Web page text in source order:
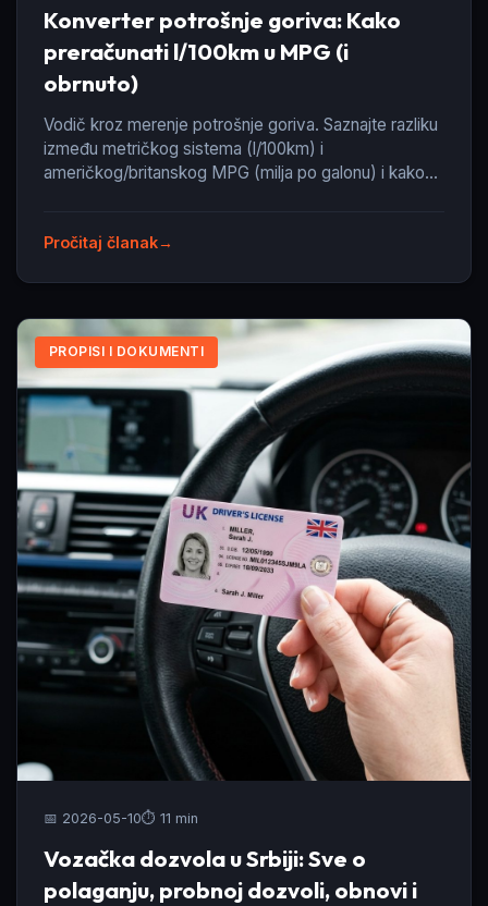
Konverter potrošnje goriva: Kako
preračunati l/100km u MPG (i
obrnuto)
Vodič kroz merenje potrošnje goriva. Saznajte razliku
između metričkog sistema (l/100km) i
američkog/britanskog MPG (milja po galonu) i kako
Pročitaj članak
PROPISI I DOKUMENTI
📅 2026-05-10⏱️ 11 min
Vozačka dozvola u Srbiji: Sve o
polaganju, probnoj dozvoli, obnovi i